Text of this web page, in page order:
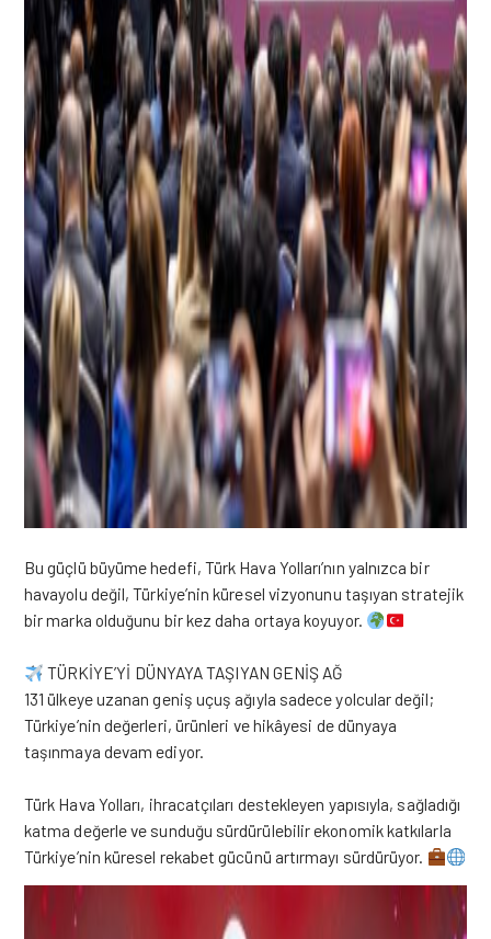
Bu güçlü büyüme hedefi, Türk Hava Yolları’nın yalnızca bir
havayolu değil, Türkiye’nin küresel vizyonunu taşıyan stratejik
bir marka olduğunu bir kez daha ortaya koyuyor.
TÜRKİYE’Yİ DÜNYAYA TAŞIYAN GENİŞ AĞ
131 ülkeye uzanan geniş uçuş ağıyla sadece yolcular değil;
Türkiye’nin değerleri, ürünleri ve hikâyesi de dünyaya
taşınmaya devam ediyor.
Türk Hava Yolları, ihracatçıları destekleyen yapısıyla, sağladığı
katma değerle ve sunduğu sürdürülebilir ekonomik katkılarla
Türkiye’nin küresel rekabet gücünü artırmayı sürdürüyor.